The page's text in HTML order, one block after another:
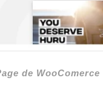
de WooComerce